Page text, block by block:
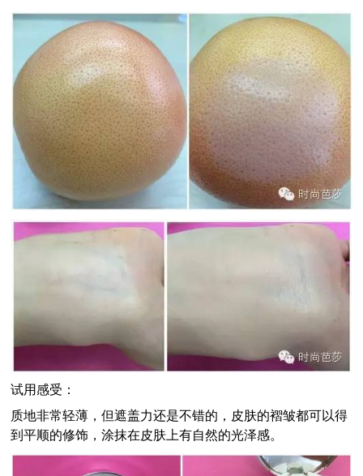
试用感受：
质地非常轻薄，但遮盖力还是不错的，皮肤的褶皱都可以得
到平顺的修饰，涂抹在皮肤上有自然的光泽感。